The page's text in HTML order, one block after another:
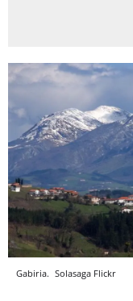
Gabiria. Solasaga Flickr